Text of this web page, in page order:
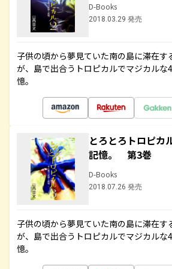
D-Books
2018.03.29 発売
子供の頃から夢見ていた南の島に滞在す
が、島で出合うトロピカルでマジカルな
憶。
とろとろトロピ
記憶。 第3巻
D-Books
2018.07.26 発売
子供の頃から夢見ていた南の島に滞在す
が、島で出合うトロピカルでマジカルな
憶。